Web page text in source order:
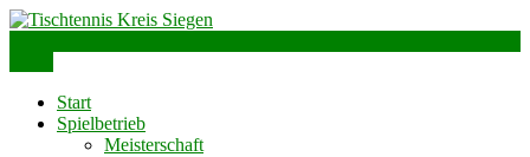
Skip
Tischtennis Kreis Siegen
Start
Spielbetrieb
Meisterschaft